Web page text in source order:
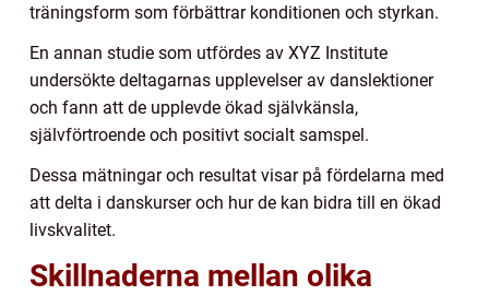
träningsform som förbättrar konditionen och styrkan.
En annan studie som utfördes av XYZ Institute
undersökte deltagarnas upplevelser av danslektioner
och fann att de upplevde ökad självkänsla,
självförtroende och positivt socialt samspel.
Dessa mätningar och resultat visar på fördelarna med
att delta i danskurser och hur de kan bidra till en ökad
livskvalitet.
Skillnaderna mellan olika